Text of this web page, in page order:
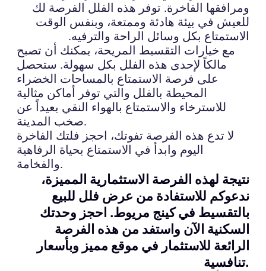
ومرافقها الفاخرة. توفر هذه الفلل الفرصة لك
للعيش في بيئة هادئة وممتعة، وبنفس الوقت
الاستمتاع بكل وسائل الراحة والترفيه.
مع خيارات التقسيط المريحة، يمكنك أن تصبح
مالكاً لإحدى هذه الفلل بكل سهولة. ستحصل
على فرصة الاستمتاع بالمساحات الخضراء
المحيطة بالفلل والتي توفر أماكن مثالية
للاسترخاء والاستمتاع بالهواء النقي بعيداً عن
صخب المدينة.
لا تدع هذه الفرصة تفوتك، احجز فلتك الفاخرة
اليوم وابدأ في الاستمتاع بحياة الرفاهية
والفخامة.
نتيجة لهذه الفرصة الاستثمارية المميزة،
ندعوكم للاستفادة من عرض فلل للبيع
بالتقسيط في كينج مريوط. احجز وحدتك
السكنية الآن واستفد من هذه الفرصة
الرائعة للاستثمار في موقع مميز وبأسعار
تنافسية.